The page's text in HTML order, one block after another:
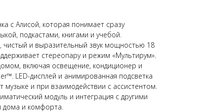
с Алисой, которая понимает сразу
подкастами, книгами и учебой.
чистый и выразительный звук мощностью 18
стереопару и режим «Мультирум».
включая освещение, кондиционер и
LED-дисплей и анимированная подсветка
и при взаимодействии с ассистентом.
модуль и интеграция с другими
дома и комфорта.